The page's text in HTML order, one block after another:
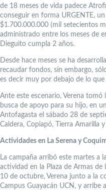
de 18 meses de vida padece
conseguir en forma URGENTE,
$1.700.000.000 (mil setecientos
administrado entre los meses de
Dieguito cumpla 2 años.
Desde hace meses se ha
recaudar fondos, sin embargo,
es decir muy por debajo de lo que
Ante este escenario, Verena
busca de apoyo para su hijo, en
Antofagasta el sábado 28 de
Caldera, Copiapó, Tierra Amarilla y
Actividades en La Serena y
La campaña arribó este martes a
actividad en la Plaza de Armas de
10 de octubre, Verena junto a la
Campus Guayacán UCN, y arribe